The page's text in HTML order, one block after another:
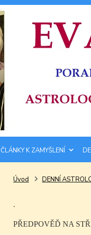
ČLÁNKY K ZAMYŠLENÍ
Úvod DENNÍ
.
PŘEDPOVĚĎ NA